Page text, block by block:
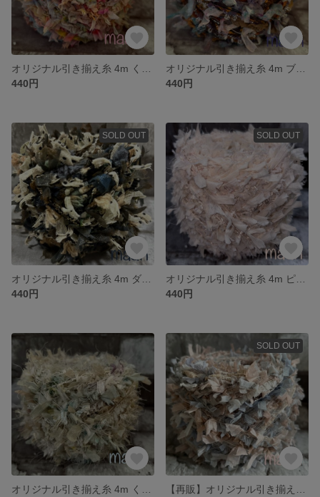
440円
440円
SOLD OUT
440円
SOLD OUT
440円
SOLD OUT